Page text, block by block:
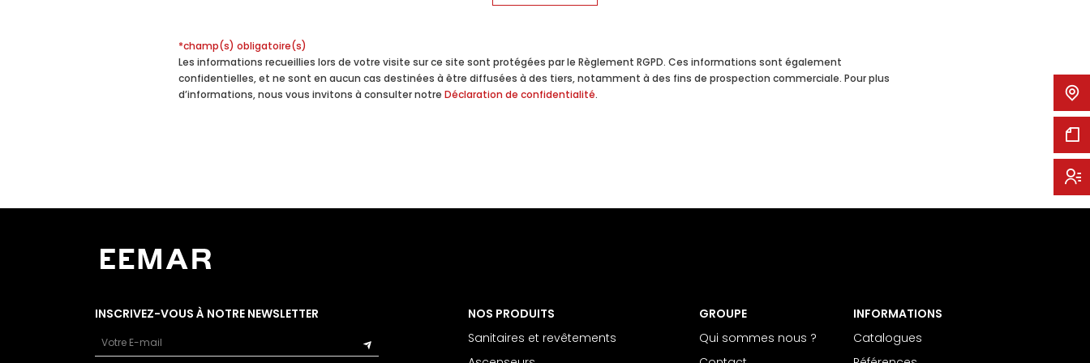
*champ(s) obligatoire(s)
Les informations recueillies lors de votre visite sur ce site sont protégées par le Règlement RGPD. Ces informations sont également
confidentielles, et ne sont en aucun cas destinées à être diffusées à des tiers, notamment à des fins de prospection commerciale. Pour plus
d’informations, nous vous invitons à consulter notre Déclaration de confidentialité.
INSCRIVEZ-VOUS À NOTRE NEWSLETTER
Email
NOS PRODUITS
Sanitaires et revêtements
GROUPE
Qui sommes nous ?
INFORMATIONS
Catalogues